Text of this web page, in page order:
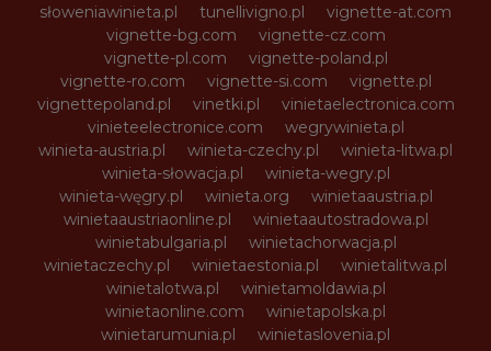
słoweniawinieta.pl
tunellivigno.pl
vignette-at.com
vignette-bg.com
vignette-cz.com
vignette-pl.com
vignette-poland.pl
vignette-ro.com
vignette-si.com
vignette.pl
vignettepoland.pl
vinetki.pl
vinietaelectronica.com
vinieteelectronice.com
wegrywinieta.pl
winieta-austria.pl
winieta-czechy.pl
winieta-litwa.pl
winieta-słowacja.pl
winieta-wegry.pl
winieta-węgry.pl
winieta.org
winietaaustria.pl
winietaaustriaonline.pl
winietaautostradowa.pl
winietabulgaria.pl
winietachorwacja.pl
winietaczechy.pl
winietaestonia.pl
winietalitwa.pl
winietalotwa.pl
winietamoldawia.pl
winietaonline.com
winietapolska.pl
winietarumunia.pl
winietaslovenia.pl